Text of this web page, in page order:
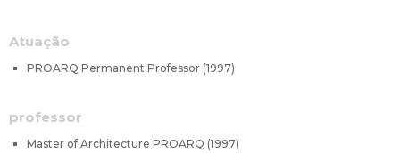
Atuação
PROARQ Permanent Professor (1997)
professor
Master of Architecture PROARQ (1997)